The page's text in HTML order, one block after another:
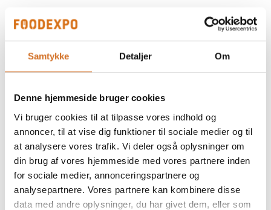
Samtykke Detaljer Om
Denne hjemmeside bruger cookies
Vi bruger cookies til at tilpasse vores indhold og
annoncer, til at vise dig funktioner til sociale medier og til
at analysere vores trafik. Vi deler også oplysninger om
din brug af vores hjemmeside med vores partnere inden
for sociale medier, annonceringspartnere og
analysepartnere. Vores partnere kan kombinere disse
data med andre oplysninger, du har givet dem, eller som
3D tegning af dit næste projekt
Specialfremstillet bardisk
Specialfremstillet inventar efter mål og
design